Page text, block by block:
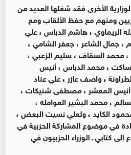
الأخرى فقد شغلها العديد من
ومنهم مع حفظ الألقاب ومع
الريماوي ، هاشم الدباس ، علي
، جمال الشاعر ، جعفر الشامي ،
محمد السقاف ، سليم الزعبي ،
، محمد الدباس ، أنيس
، واصف عازر ، علي عناد
أنيس المعشر ، مصطفى شنيكات ،
، محمد البشير العوامله ،
الكايد ، ولعلي نسيت البعض ،
في موضوع المشاركة الحزبية في
إلى كتابي ـ الوزراء الحزبيون في